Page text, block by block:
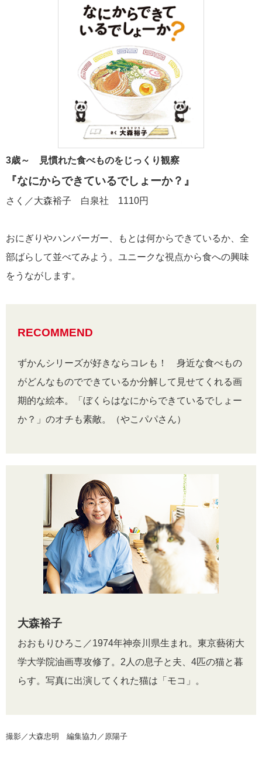
3歳～ 見慣れた食べものをじっくり観察
『なにからできているでしょーか？』
さく／大森裕子 白泉社 1110円
おにぎりやハンバーガー、もとは何からできているか、全
部ばらして並べてみよう。ユニークな視点から食への興味
をうながします。
RECOMMEND
ずかんシリーズが好きならコレも！ 身近な食べもの
がどんなものでできているか分解して見せてくれる画
期的な絵本。「ぼくらはなにからできているでしょー
か？」のオチも素敵。（やこパパさん）
大森裕子
おおもりひろこ／1974年神奈川県生まれ。東京藝術大
学大学院油画専攻修了。2人の息子と夫、4匹の猫と暮
らす。写真に出演してくれた猫は「モコ」。
撮影／大森忠明 編集協力／原陽子